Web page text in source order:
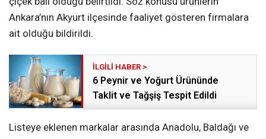
Ankara’nın Akyurt ilçesinde faaliyet gösteren firmalara
ait olduğu bildirildi.
6 Peynir ve Yoğurt Ürününde
Taklit ve Tağşiş Tespit Edildi
Listeye eklenen markalar arasında Anadolu, Baldağı ve